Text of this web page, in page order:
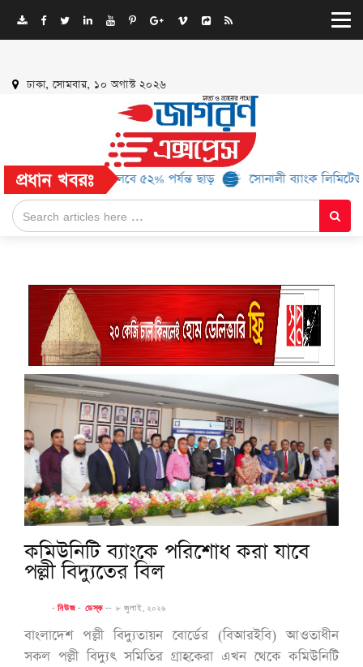
ঢাকা, সোমবার, ১০ অগাস্ট ২০২৬
প্রধান খবরঃ
১৬ ব্র্যান্ড, মিলবে ৫২% পর্যন্ত ছাড় সোনালী ব্যাংক লিমিটেড-এর
কমিউনিটি ব্যাংকে পরিশোধ করা যাবে
পল্লী বিদ্যুতের বিল
-নিউজ - ডেস্ক -- ৮ জুলাই, ২০২৬
বাংলাদেশ পল্লী বিদ্যুতায়ন বোর্ডের (বিআরইবি) আওতাধীন
সকল পল্লী বিদ্যুৎ সমিতির গ্রাহকেরা এখন থেকে কমিউনিটি